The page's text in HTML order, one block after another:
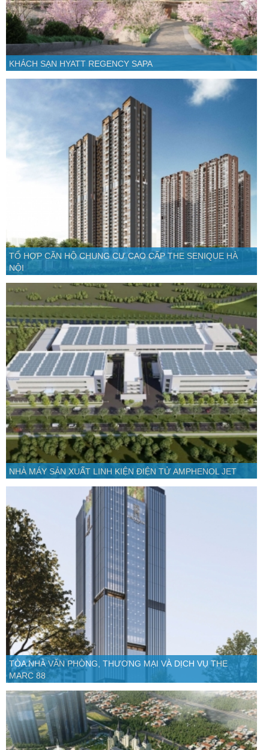
KHÁCH SẠN HYATT REGENCY SAPA
TỔ HỢP CĂN HỘ CHUNG CƯ CAO CẤP THE SENIQUE HÀ
NỘI
NHÀ MÁY SẢN XUẤT LINH KIỆN ĐIỆN TỬ AMPHENOL JET
TÒA NHÀ VĂN PHÒNG, THƯƠNG MẠI VÀ DỊCH VỤ THE
MARC 88